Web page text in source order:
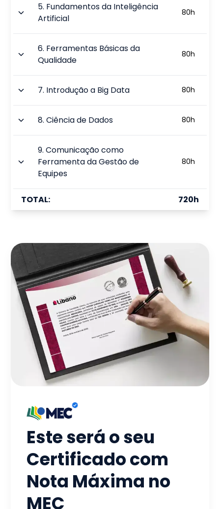
5. Fundamentos da Inteligência
Artificial
80h
6. Ferramentas Básicas da
Qualidade
80h
7. Introdução a Big Data 80h
8.Ciência de Dados 80h
9.Comunicação como
Ferramenta da Gestão de
Equipes
80h
TOTAL: 720h
Este será o seu
Certificado com
Nota Máxima no
MEC